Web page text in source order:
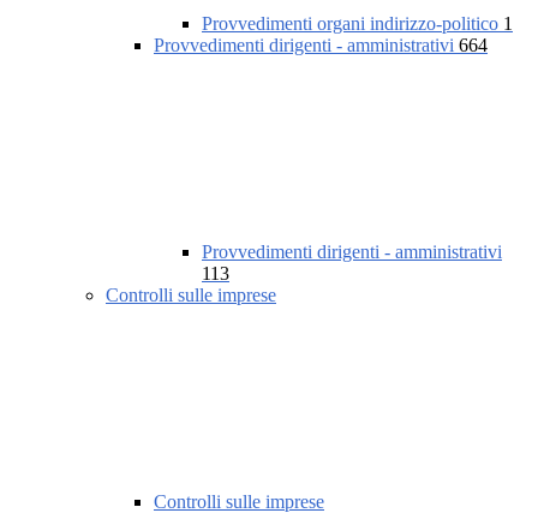
Provvedimenti organi indirizzo-politico 1
Provvedimenti dirigenti - amministrativi 664
Provvedimenti dirigenti - amministrativi
113
Controlli sulle imprese
Controlli sulle imprese